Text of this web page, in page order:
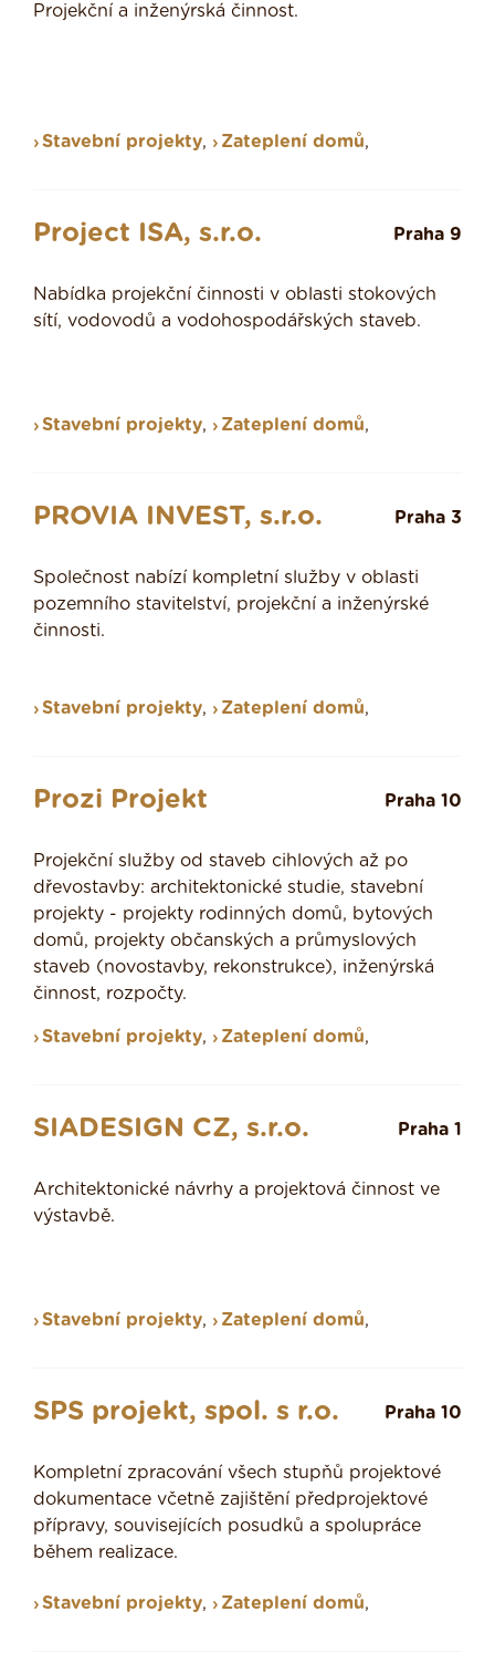
Projekční a inženýrská činnost.
Stavební projekty, Zateplení domů,
Project ISA, s.r.o. Praha 9
Nabídka projekční činnosti v oblasti stokových
sítí, vodovodů a vodohospodářských staveb.
Stavební projekty, Zateplení domů,
PROVIA INVEST, s.r.o. Praha 3
Společnost nabízí kompletní služby v oblasti
pozemního stavitelství, projekční a inženýrské
činnosti.
Stavební projekty, Zateplení domů,
Prozi Projekt Praha 10
Projekční služby od staveb cihlových až po
dřevostavby: architektonické studie, stavební
projekty - projekty rodinných domů, bytových
domů, projekty občanských a průmyslových
staveb (novostavby, rekonstrukce), inženýrská
činnost, rozpočty.
Stavební projekty, Zateplení domů,
SIADESIGN CZ, s.r.o. Praha 1
Architektonické návrhy a projektová činnost ve
výstavbě.
Stavební projekty, Zateplení domů,
SPS projekt, spol. s r.o. Praha 10
Kompletní zpracování všech stupňů projektové
dokumentace včetně zajištění předprojektové
přípravy, souvisejících posudků a spolupráce
během realizace.
Stavební projekty, Zateplení domů,